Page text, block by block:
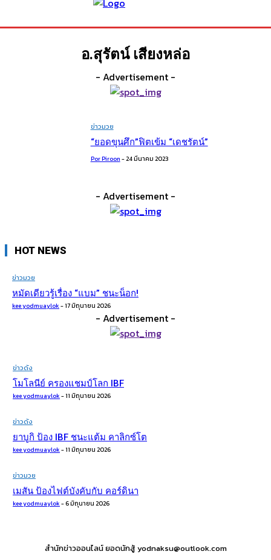
อ.สุรัตน์ เสียงหล่อ
- Advertisement -
ข่าวมวย
“ยอดขุนศึก”ฟิตเข้ม “เดชรัตน์”
Por Piroon -24 มีนาคม 2023
- Advertisement -
HOT NEWS
ข่าวมวย
หมัดเดียวรู้เรื่อง​ “แบม” ชนะน็อก!
kee yodmuaylok - 17 มิถุนายน 2026
- Advertisement -
ข่าวดัง
โมโลนีย์ ครองแชมป์โลก IBF
kee yodmuaylok - 11 มิถุนายน 2026
ข่าวดัง
ยาบูกิ ป้อง IBF ชนะแต้ม คาลิกซ์โต
kee yodmuaylok - 11 มิถุนายน 2026
ข่าวมวย
เมสัน ป้องไฟต์บังคับกับ คอร์ดินา
kee yodmuaylok -6 มิถุนายน 2026
สำนักข่าวออนไลน์ ยอดนักสู้ yodnaksu@outlook.com